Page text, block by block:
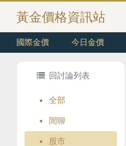
黃金價格資訊站
國際金價 今日金價
回討論列表
全部
閒聊
股市